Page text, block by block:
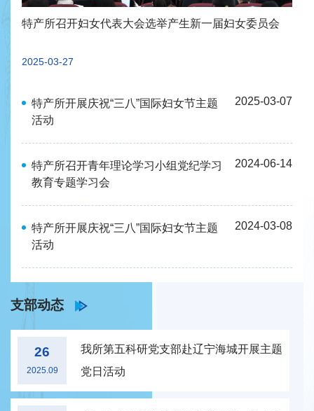
特产所召开妇女代表大会选举产生新一届妇女委员会
2025-03-27
特产所开展庆祝“三八”国际妇女节主题
活动
2025-03-07
特产所召开青年理论学习小组党纪学习
教育专题学习会
2024-06-14
特产所开展庆祝“三八”国际妇女节主题
活动
2024-03-08
支部动态
26
2025.09
我所第五科研党支部赴辽宁海城开展主题
党日活动